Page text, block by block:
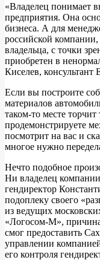
«Владелец понимает
предприятия. Она
бизнеса. А для
российской
владельца, с точки
приобретен в
Киселев, консультант
Если вы построите
материалов
таком-то месте
продемонстрируете
посмотрит на вас и
многое нужно
Нечто подобное
Ни владелец
гендиректор
подоплеку своего
из ведущих
«Логосом-М»,
смог предоставить
управлении
его контроля